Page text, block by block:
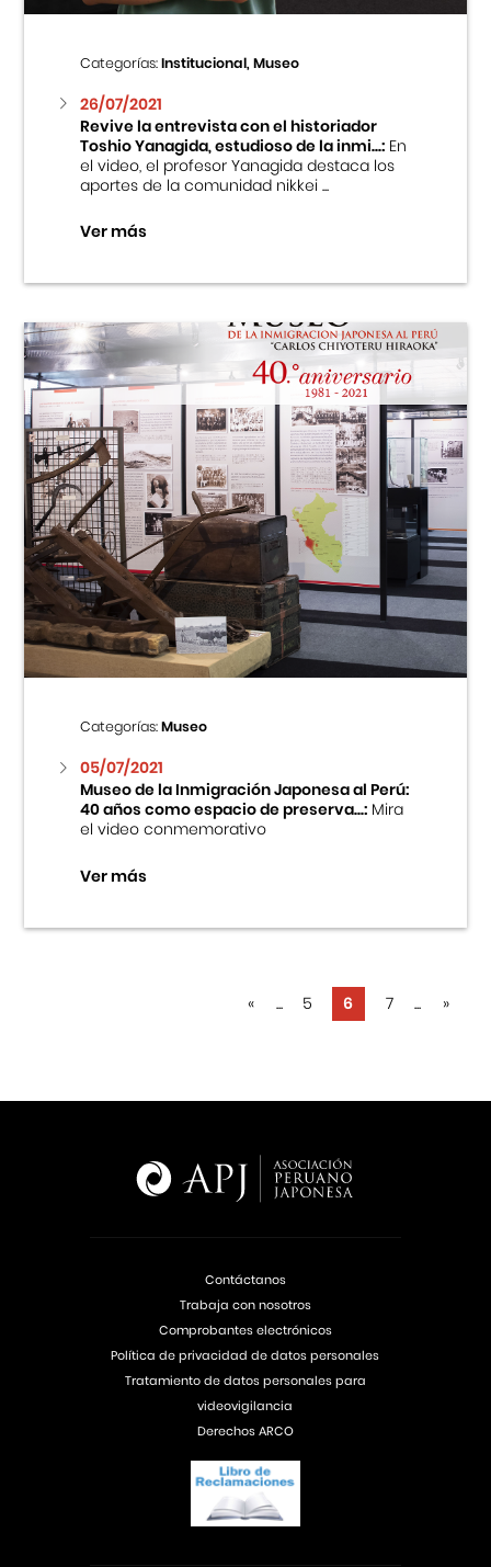
Categorías:Institucional, Museo
26/07/2021
Revive la entrevista con el historiador
Toshio Yanagida, estudioso de la inmi...:En
el video, el profesor Yanagida destaca los
aportes de la comunidad nikkei ...
Ver más
Categorías:Museo
05/07/2021
Museo de la Inmigración Japonesa al Perú:
40 años como espacio de preserva...:Mira
el video conmemorativo
Ver más
« ... 5 6 7 ... »
Contáctanos
Trabaja con nosotros
Comprobantes electrónicos
Política de privacidad de datos personales
Tratamiento de datos personales para
videovigilancia
Derechos ARCO